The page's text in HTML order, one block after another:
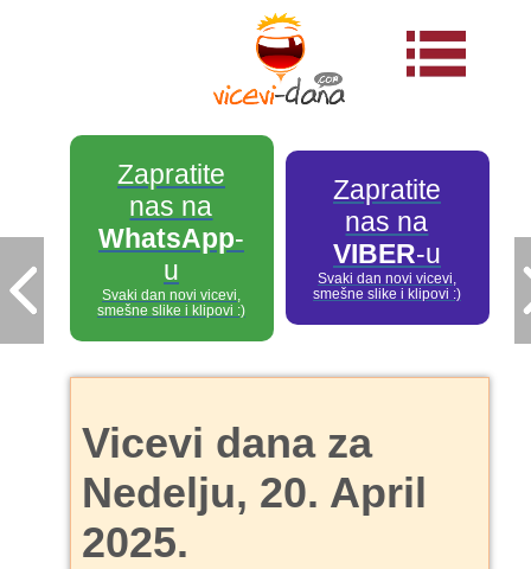
Zapratite
nas na
WhatsApp-
u
Svaki dan novi vicevi,
smešne slike i klipovi :)
Zapratite
nas na
VIBER-u
Svaki dan novi vicevi,
smešne slike i klipovi :)
Vicevi dana za
Nedelju, 20. April
2025.